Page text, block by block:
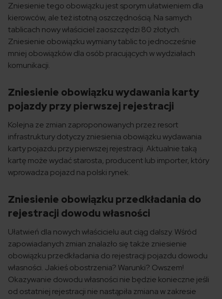
Zniesienie tego obowiązku jest sporym ułatwieniem dla
kierowców, ale też istotną oszczędnością. Na samych
tablicach nowy właściciel zaoszczędzi 80 złotych.
Zniesienie obowiązku wymiany tablic to jednocześnie
mniej obowiązków dla osób pracujących w wydziałach
komunikacji.
Zniesienie obowiązku wydawania karty
pojazdy przy pierwszej rejestracji
Kolejna ze zmian zaproponowanych przez resort
infrastruktury dotyczy zniesienia obowiązku wydawania
karty pojazdu przy pierwszej rejestracji. Aktualnie taką
kartę może wydać starosta, producent lub importer, który
wprowadza pojazd na polski rynek.
Zniesienie obowiązku przedkładania do
rejestracji dowodu własności
Ułatwień dla nowych właścicielu aut ciąg dalszy. Wśród
zapowiadanych zmian znalazło się także zniesienie
obowiązku przedkładania do rejestracji pojazdu dowodu
własności. Jakieś obostrzenia? Warunki? Owszem!
Okazywanie dowodu własności nie będzie konieczne jeśli
od ostatniej rejestracji nie nastąpiła zmiana w zakresie